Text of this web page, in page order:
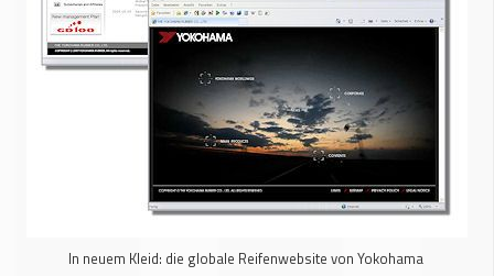
In neuem Kleid: die globale Reifenwebsite von Yokohama